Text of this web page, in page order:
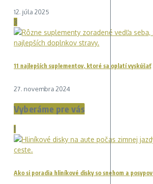
12. júla 2025
3
11 najlepších suplementov, ktoré sa oplatí vyskúšať
27. novembra 2024
Vyberáme pre vás
1
Ako si poradia hliníkové disky so snehom a